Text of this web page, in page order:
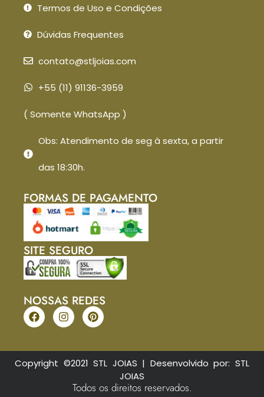
Termos de Uso e Condições
Dúvidas Frequentes
contato@stljoias.com
+55 (11) 91136-3959
( Somente WhatsApp )
Obs: Atendimento de seg à sexta, a partir
das 18:30h.
FORMAS DE PAGAMENTO
SITE SEGURO
NOSSAS REDES
Copyright ©2021 STL JOIAS | Desenvolvido por: STL
JOIAS
Todos os direitos reservados.